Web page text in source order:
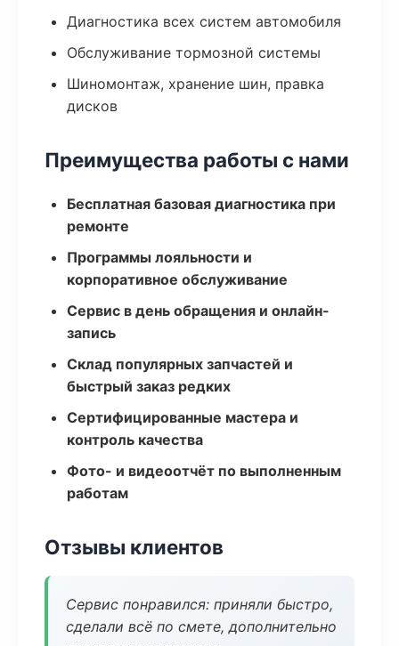
Диагностика всех систем автомобиля
Обслуживание тормозной системы
Шиномонтаж, хранение шин, правка
дисков
Преимущества работы с нами
Бесплатная базовая диагностика при
ремонте
Программы лояльности и
корпоративное обслуживание
Сервис в день обращения и онлайн-
запись
Склад популярных запчастей и
быстрый заказ редких
Сертифицированные мастера и
контроль качества
Фото- и видеоотчёт по выполненным
работам
Отзывы клиентов
Сервис понравился: приняли быстро,
сделали всё по смете, дополнительно